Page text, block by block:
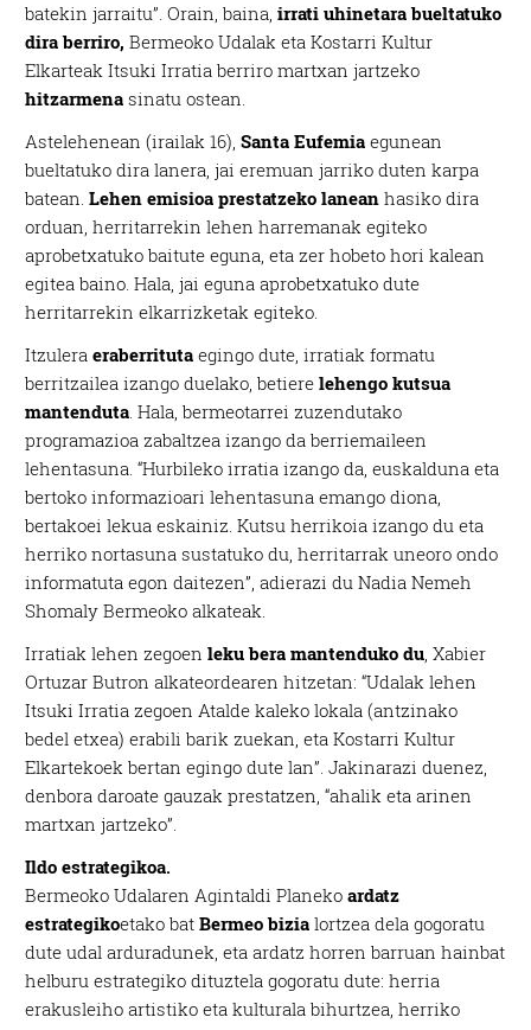
batekin jarraitu”. Orain, baina, irrati uhinetara bueltatuko
dira berriro, Bermeoko Udalak eta Kostarri Kultur
Elkarteak Itsuki Irratia berriro martxan jartzeko
hitzarmena sinatu ostean.
Astelehenean (irailak 16),Santa Eufemia egunean
bueltatuko dira lanera, jai eremuan jarriko duten karpa
batean.Lehen emisioa prestatzeko lanean hasiko dira
orduan, herritarrekin lehen harremanak egiteko
aprobetxatuko baitute eguna, eta zer hobeto hori kalean
egitea baino. Hala, jai eguna aprobetxatuko dute
herritarrekin elkarrizketak egiteko.
Itzuleraeraberrituta egingo dute, irratiak formatu
berritzailea izango duelako, betiere lehengo kutsua
mantenduta. Hala, bermeotarrei zuzendutako
programazioa zabaltzea izango da berriemaileen
lehentasuna. “Hurbileko irratia izango da, euskalduna eta
bertoko informazioari lehentasuna emango diona,
bertakoei lekua eskainiz. Kutsu herrikoia izango du eta
herriko nortasuna sustatuko du, herritarrak uneoro ondo
informatuta egon daitezen”, adierazi du Nadia Nemeh
Shomaly Bermeoko alkateak.
Irratiak lehen zegoenleku bera mantenduko du, Xabier
Ortuzar Butron alkateordearen hitzetan: “Udalak lehen
Itsuki Irratia zegoen Atalde kaleko lokala (antzinako
bedel etxea) erabili barik zuekan, eta Kostarri Kultur
Elkartekoek bertan egingo dute lan”. Jakinarazi duenez,
denbora daroate gauzak prestatzen, “ahalik eta arinen
martxan jartzeko”.
Ildo estrategikoa.
Bermeoko Udalaren Agintaldi Planeko ardatz
estrategikoetako batBermeo bizia lortzea dela gogoratu
dute udal arduradunek, eta ardatz horren barruan hainbat
helburu estrategiko dituztela gogoratu dute: herria
erakusleiho artistiko eta kulturala bihurtzea, herriko